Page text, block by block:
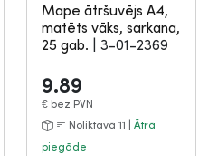
Mape ātršuvējs A4,
matēts vāks, sarkana,
25 gab.
3-01-2369
9.89
€ bez PVN
Noliktavā 11 | Ātrā
piegāde